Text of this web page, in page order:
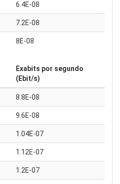
6.4E-08
7.2E-08
8E-08
Exabits por segundo
(Ebit/s)
8.8E-08
9.6E-08
1.04E-07
1.12E-07
1.2E-07